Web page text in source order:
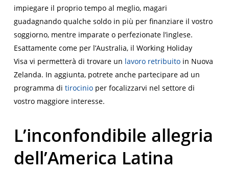
impiegare il proprio tempo al meglio, magari
guadagnando qualche soldo in più per finanziare il vostro
soggiorno, mentre imparate o perfezionate l’inglese.
Esattamente come per l’Australia, il Working Holiday
Visa vi permetterà di trovare un lavoro retribuitoin Nuova
Zelanda. In aggiunta, potrete anche partecipare ad un
programma di tirocinioper focalizzarvi nel settore di
vostro maggiore interesse.
L’inconfondibile allegria
dell’America Latina